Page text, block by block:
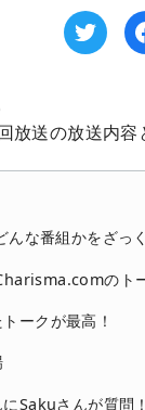
送の放送内容
な番組かをざっ
のト
ークが最高！
Sakuさんが質問！